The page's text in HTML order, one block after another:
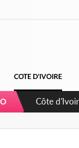
COTE D'IVOIRE
Côte